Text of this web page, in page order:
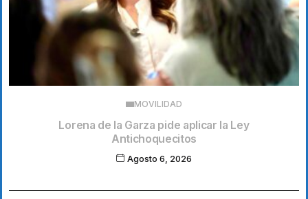
MOVILIDAD
Lorena de la Garza pide aplicar la Ley
Antichoquecitos
Agosto 6, 2026